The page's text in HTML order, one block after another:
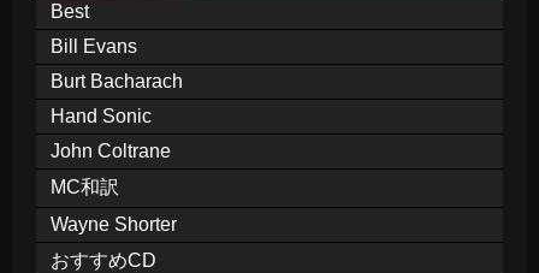
Best
Bill Evans
Burt Bacharach
Hand Sonic
John Coltrane
MC和訳
Wayne Shorter
おすすめCD